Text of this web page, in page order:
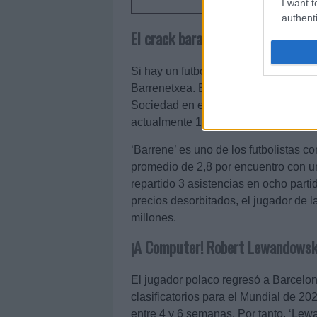
I want
El crack barato: Ander
Si hay un futbolista en forma y a
Barrenetxea. El extremo está
Sociedad en este inicio de curso,
actualmente 12º en el ranking
‘Barrene’ es uno de los futbolistas
promedio de 2,8 por encuentro con
repartido 3 asistencias en ocho
precios desorbitados, el jugador de
millones.
¡A Computer! Robert
El jugador polaco regresó a
clasificatorios para el Mundial de
entre 4 y 6 semanas. Por tanto,